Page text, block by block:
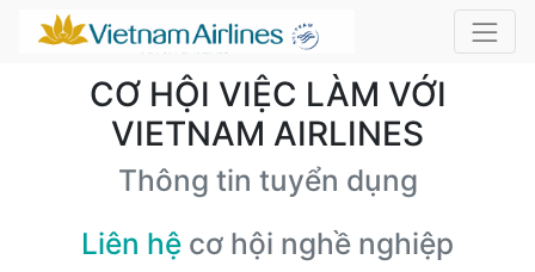
CƠ HỘI VIỆC LÀM VỚI
VIETNAM AIRLINES
Thông tin tuyển dụng
Liên hệ cơ hội nghề nghiệp